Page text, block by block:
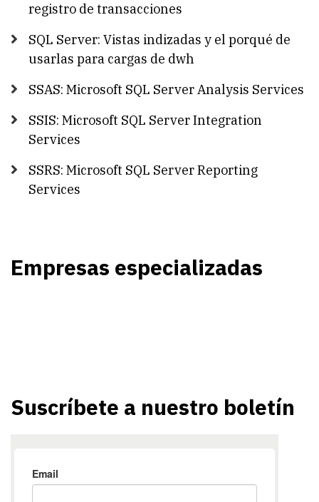
registro de transacciones
SQL Server: Vistas indizadas y el porqué de
usarlas para cargas de dwh
SSAS: Microsoft SQL Server Analysis Services
SSIS: Microsoft SQL Server Integration
Services
SSRS: Microsoft SQL Server Reporting
Services
Empresas especializadas
Suscríbete a nuestro boletín